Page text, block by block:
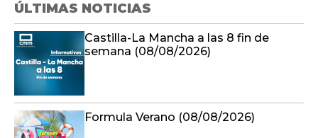
ÚLTIMAS NOTICIAS
Castilla-La Mancha a las 8 fin de
semana (08/08/2026)
Formula Verano (08/08/2026)